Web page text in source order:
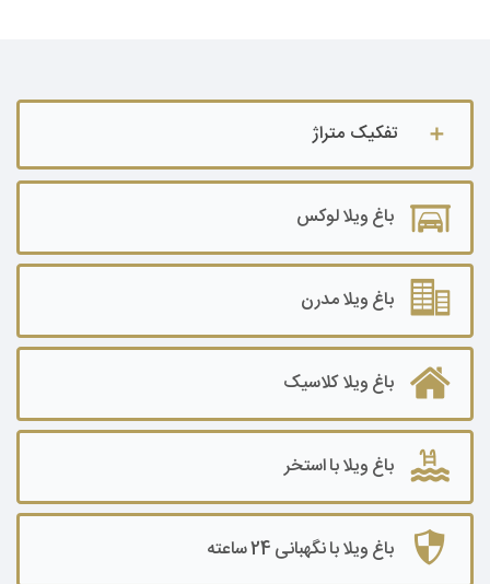
تفکیک متراژ
باغ ویلا ۵۰۰ تا ۱۰۰۰ متر
باغ ویلا ۱۰۰۰ تا ۲۰۰۰ متر
باغ ویلا ۲۰۰۰ تا ۳۰۰۰ متر
باغ ویلا۳۰۰۰ تا ۵۰۰۰ متر
باغ ویلا ۵۰۰۰ تا ۷۰۰۰ متر
باغ ویلا ۷۰۰۰ تا ۱۰۰۰۰ متر
باغ ویلا ۱۰۰۰۰ متر به بالا
باغ ویلا لوکس
باغ ویلا مدرن
باغ ویلا کلاسیک
باغ ویلا با استخر
باغ ویلا با نگهبانی 24 ساعته